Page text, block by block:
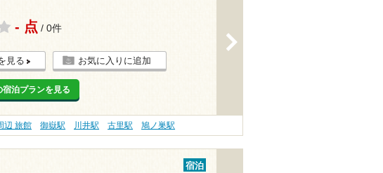
- 点 / 0件
見る お気に入りに追加
泊プランを見る
辺 旅館 御嶽駅 川井駅 古里駅 鳩ノ巣駅
宿泊